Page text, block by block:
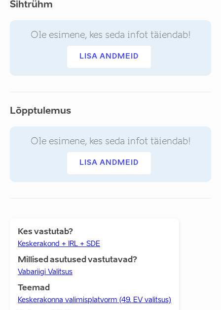
Sihtrühm
Ole esimene, kes seda infot täiendab!
LISA ANDMEID
Lõpptulemus
Ole esimene, kes seda infot täiendab!
LISA ANDMEID
Kes vastutab?
Keskerakond + IRL + SDE
Millised asutused vastutavad?
Vabariigi Valitsus
Teemad
Keskerakonna valimisplatvorm (49. EV valitsus)